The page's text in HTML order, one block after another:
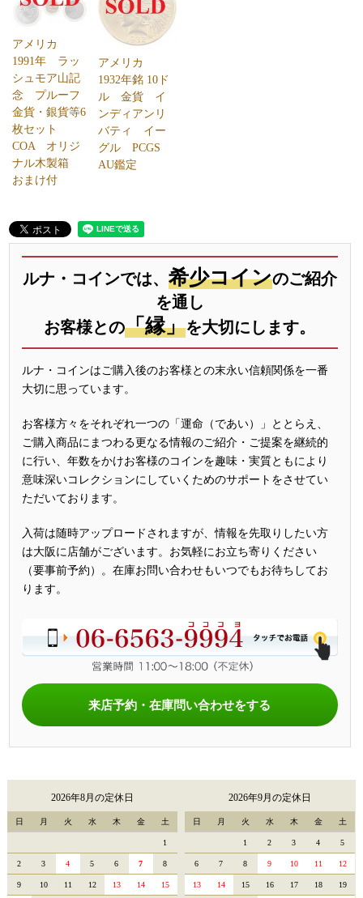
アメリカ
1991年 ラッ
シュモア山記
念 プルーフ
金貨・銀貨等6
枚セット
COA オリジ
ナル木製箱
おまけ付
アメリカ
1932年銘 10ド
ル 金貨 イ
ンディアンリ
バティ イー
グル PCGS
AU鑑定
ルナ・コインでは、 希少コインのご紹介
を通し
お客様との「縁」を大切にします。
ルナ・コインはご購入後のお客様との末永い信頼関係を一番
大切に思っています。
お客様方々をそれぞれ一つの「運命（であい）」ととらえ、
ご購入商品にまつわる更なる情報のご紹介・ご提案を継続的
に行い、年数をかけお客様のコインを趣味・実質ともにより
意味深いコレクションにしていくためのサポートをさせてい
ただいております。
入荷は随時アップロードされますが、情報を先取りしたい方
は大阪に店舗がございます。お気軽にお立ち寄りください
（要事前予約）。在庫お問い合わせもいつでもお待ちしてお
ります。
来店予約・在庫問い合わせをする
2026年8月の定休日
日 月 火 水 木 金 土
1
2 3 4 5 6 7 8
9 10 11 12 13 14 15
2026年9月の定休日
日 月 火 水 木 金 土
1 2 3 4 5
6 7 8 9 10 11 12
13 14 15 16 17 18 19